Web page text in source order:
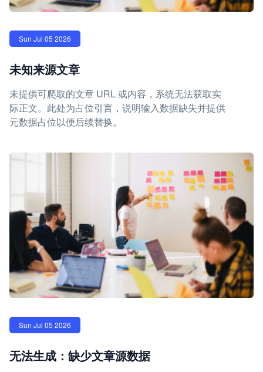
Sun Jul 05 2026
未知来源文章
未提供可爬取的文章 URL 或内容，系统无法获取实
际正文。此处为占位引言，说明输入数据缺失并提供
元数据占位以便后续替换。
Sun Jul 05 2026
无法生成：缺少文章源数据